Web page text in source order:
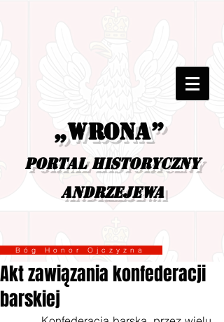
„Wrona”
portal historyczny
Andrzejewa
Honor Ojczyzna
Akt zawiązania konfederacji
barskiej